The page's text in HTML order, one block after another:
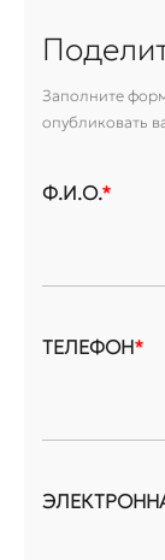
Заполните
опубликовать
Ф.И.О.*
ТЕЛЕФОН*